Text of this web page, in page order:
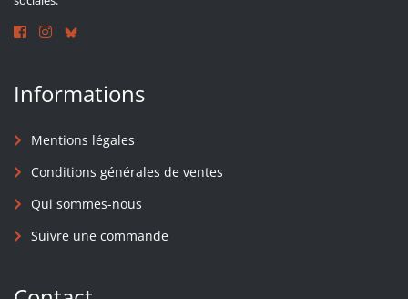
Informations
Mentions légales
Conditions générales de ventes
Qui sommes-nous
Suivre une commande